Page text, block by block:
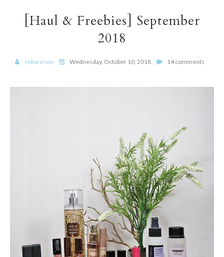
[Haul & Freebies] September
2018
sekararum Wednesday, October 10, 2018 14 comments